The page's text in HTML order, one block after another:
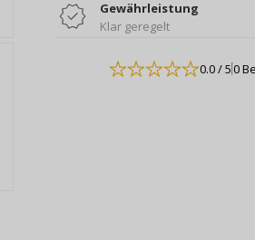
Gewährleistung
Klar geregelt
0.0/ 50